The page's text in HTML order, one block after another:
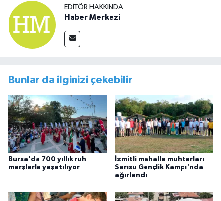
EDITÖR HAKKINDA
Haber Merkezi
Bunlar da ilginizi çekebilir
Bursa'da 700 yıllık ruh
marşlarla yaşatılıyor
İzmitli mahalle muhtarları
Sarısu Gençlik Kampı'nda
ağırlandı